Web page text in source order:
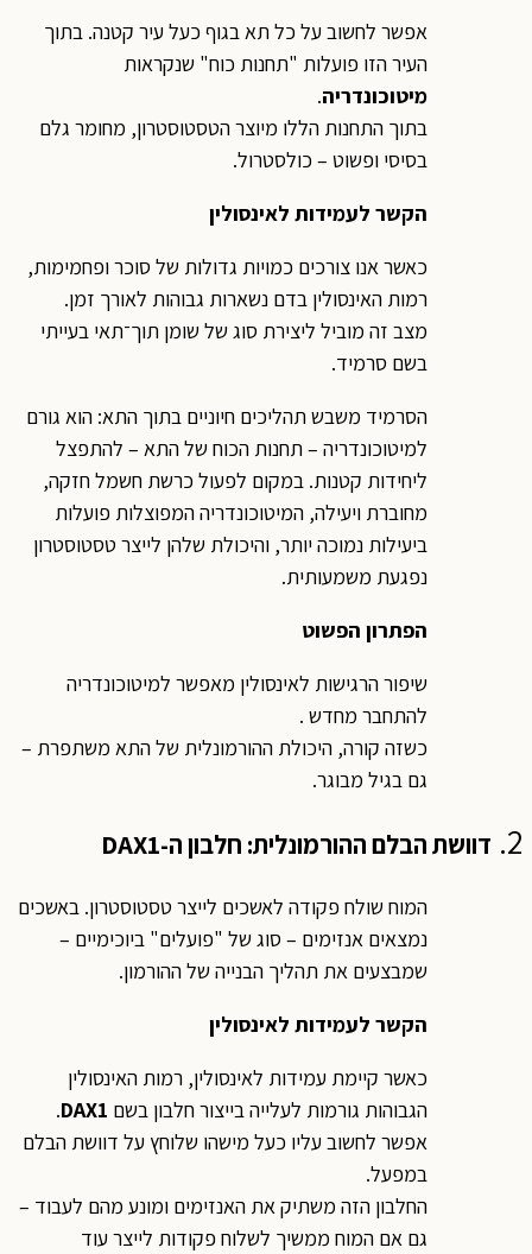
אפשר לחשוב על כל תא בגוף כעל עיר קטנה. בתוך
העיר הזו פועלות "תחנות כוח" שנקראות
מיטוכונדריה.
בתוך התחנות הללו מיוצר הטסטוסטרון, מחומר גלם
בסיסי ופשוט – כולסטרול.
הקשר לעמידות לאינסולין
כאשר אנו צורכים כמויות גדולות של סוכר ופחמימות,
רמות האינסולין בדם נשארות גבוהות לאורך זמן.
מצב זה מוביל ליצירת סוג של שומן תוך־תאי בעייתי
בשם סרמיד.
הסרמיד משבש תהליכים חיוניים בתוך התא: הוא גורם
למיטוכונדריה – תחנות הכוח של התא – להתפצל
ליחידות קטנות. במקום לפעול כרשת חשמל חזקה,
מחוברת ויעילה, המיטוכונדריה המפוצלות פועלות
ביעילות נמוכה יותר, והיכולת שלהן לייצר טסטוסטרון
נפגעת משמעותית.
הפתרון הפשוט
שיפור הרגישות לאינסולין מאפשר למיטוכונדריה
להתחבר מחדש .
כשזה קורה, היכולת ההורמונלית של התא משתפרת –
גם בגיל מבוגר.
2. דוושת הבלם ההורמונלית: חלבון ה-DAX1
המוח שולח פקודה לאשכים לייצר טסטוסטרון. באשכים
נמצאים אנזימים – סוג של "פועלים" ביוכימיים –
שמבצעים את תהליך הבנייה של ההורמון.
הקשר לעמידות לאינסולין
כאשר קיימת עמידות לאינסולין, רמות האינסולין
הגבוהות גורמות לעלייה בייצור חלבון בשם DAX1
.
אפשר לחשוב עליו כעל מישהו שלוחץ על דוושת הבלם
במפעל.
החלבון הזה משתיק את האנזימים ומונע מהם לעבוד –
גם אם המוח ממשיך לשלוח פקודות לייצר עוד